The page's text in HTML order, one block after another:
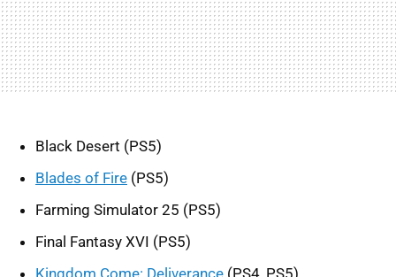
Black Desert (PS5)
Blades of Fire (PS5)
Farming Simulator 25 (PS5)
Final Fantasy XVI (PS5)